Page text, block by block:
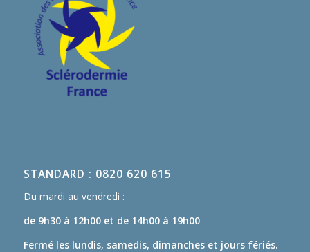
STANDARD : 0820 620 615
Du mardi au vendredi :
de 9h30 à 12h00 et de 14h00 à 19h00
Fermé les lundis, samedis, dimanches et jours fériés.